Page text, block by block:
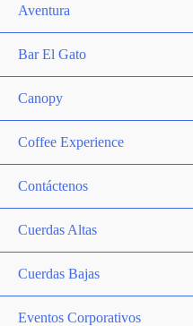
Aventura
Bar El Gato
Canopy
Coffee Experience
Contáctenos
Cuerdas Altas
Cuerdas Bajas
Eventos Corporativos